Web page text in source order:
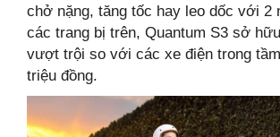
chở nặng, tăng tốc hay leo dốc với 2
các trang bị trên, Quantum S3 sở
vượt trội so với các xe điện trong
triệu đồng.